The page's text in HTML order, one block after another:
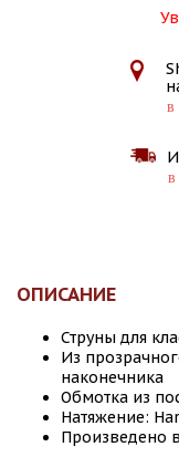
в
в
ОПИСАНИЕ
Струны для
Из
наконечника
Обмотка из
Натяжение:
Произведено